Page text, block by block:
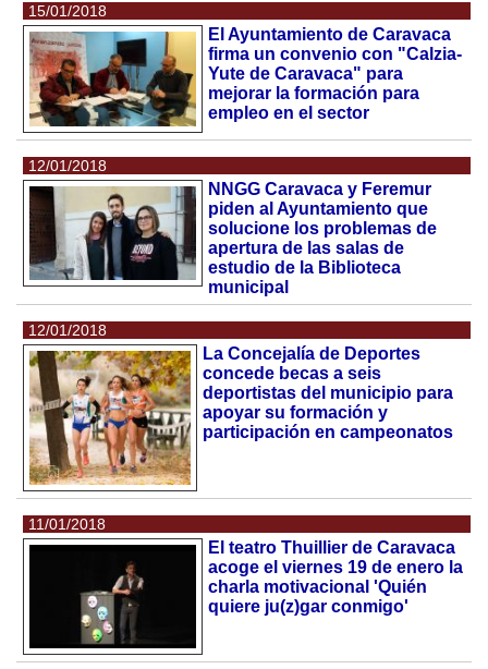
15/01/2018
El Ayuntamiento de Caravaca
firma un convenio con "Calzia-
Yute de Caravaca" para
mejorar la formación para
empleo en el sector
12/01/2018
NNGG Caravaca y Feremur
piden al Ayuntamiento que
solucione los problemas de
apertura de las salas de
estudio de la Biblioteca
municipal
12/01/2018
La Concejalía de Deportes
concede becas a seis
deportistas del municipio para
apoyar su formación y
participación en campeonatos
11/01/2018
El teatro Thuillier de Caravaca
acoge el viernes 19 de enero la
charla motivacional 'Quién
quiere ju(z)gar conmigo'